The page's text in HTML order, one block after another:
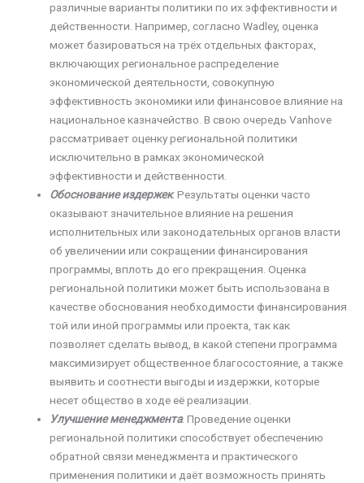
различные варианты политики по их эффективности и
действенности. Например, согласно Wadley, оценка
может базироваться на трёх отдельных факторах,
включающих региональное распределение
экономической деятельности, совокупную
эффективность экономики или финансовое влияние на
национальное казначейство. В свою очередь Vanhove
рассматривает оценку региональной политики
исключительно в рамках экономической
эффективности и действенности.
Обоснование издержек. Результаты оценки часто
оказывают значительное влияние на решения
исполнительных или законодательных органов власти
об увеличении или сокращении финансирования
программы, вплоть до его прекращения. Оценка
региональной политики может быть использована в
качестве обоснования необходимости финансирования
той или иной программы или проекта, так как
позволяет сделать вывод, в какой степени программа
максимизирует общественное благосостояние, а также
выявить и соотнести выгоды и издержки, которые
несет общество в ходе её реализации.
Улучшение менеджмента. Проведение оценки
региональной политики способствует обеспечению
обратной связи менеджмента и практического
применения политики и даёт возможность принять